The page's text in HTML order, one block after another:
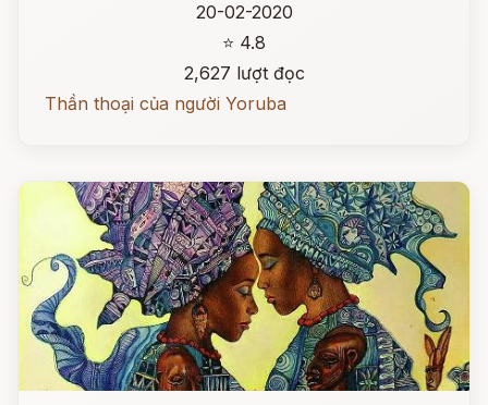
20-02-2020
⭐ 4.8
2,627 lượt đọc
Thần thoại của người Yoruba